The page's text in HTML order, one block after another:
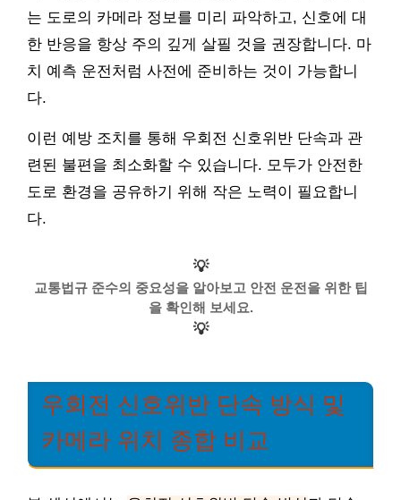
는 도로의 카메라 정보를 미리 파악하고, 신호에 대
한 반응을 항상 주의 깊게 살필 것을 권장합니다. 마
치 예측 운전처럼 사전에 준비하는 것이 가능합니
다.
이런 예방 조치를 통해 우회전 신호위반 단속과 관
련된 불편을 최소화할 수 있습니다. 모두가 안전한
도로 환경을 공유하기 위해 작은 노력이 필요합니
다.
💡
교통법규 준수의 중요성을 알아보고 안전 운전을 위한 팁
을 확인해 보세요.
💡
우회전 신호위반 단속 방식 및
카메라 위치 종합 비교